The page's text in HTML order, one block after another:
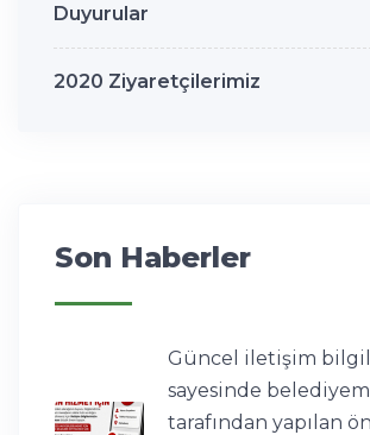
Duyurular
2020 Ziyaretçilerimiz
Son Haberler
Güncel iletişim
sayesinde
tarafından yapılan